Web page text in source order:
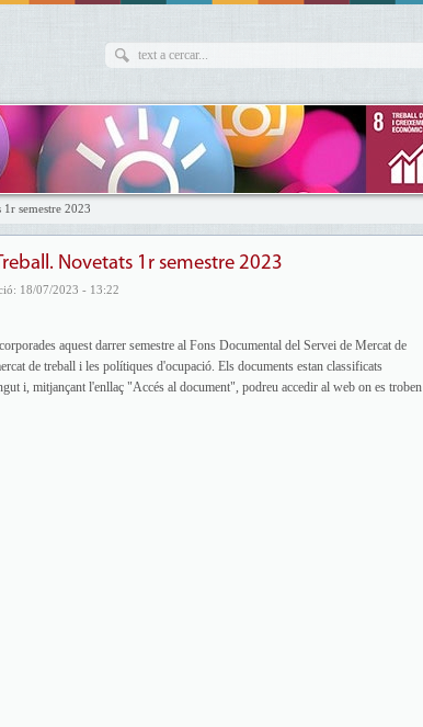
semestre 2023
Novetats 1r semestre 2023
18/07/2023 - 13:22
aquest darrer semestre al Fons Documental del Servei de Mercat de
de treball i les polítiques d'ocupació. Els documents estan classificats
i, mitjançant l'enllaç "Accés al document", podreu accedir al web on es troben